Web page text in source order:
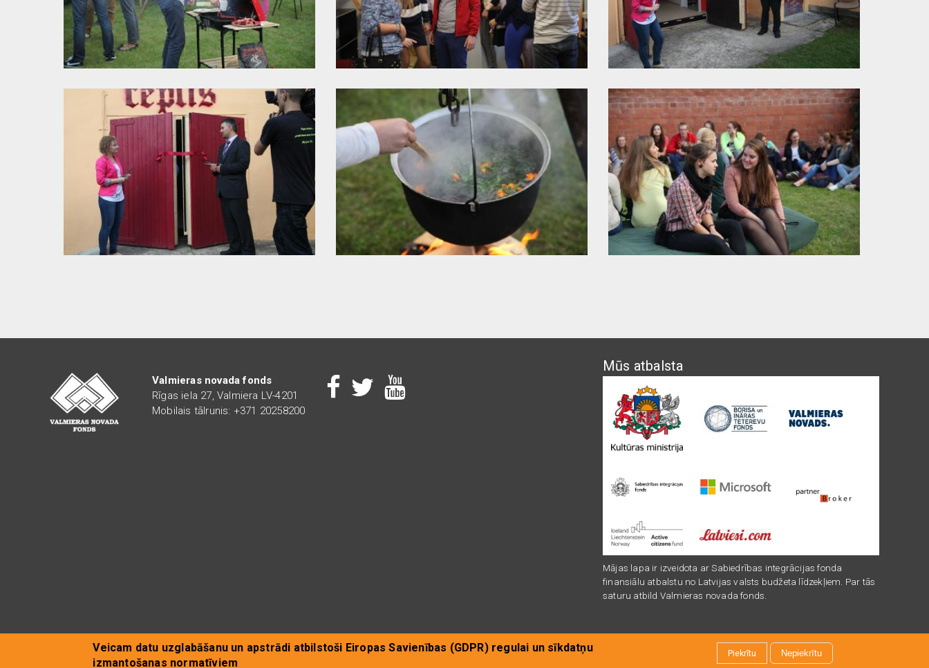
Valmieras novada fonds
Rīgas iela 27, Valmiera LV-4201
Mobilais tālrunis: +371 20258200
Mūs atbalsta
Image
Image
Image
Image Image
Image Image
Mājas lapa ir izveidota ar Sabiedrības integrācijas fonda
finansiālu atbalstu no Latvijas valsts budžeta līdzekļiem. Par tās
saturu atbild Valmieras novada fonds.
© Valmieras novada fonds
Veicam datu uzglabāšanu un apstrādi atbilstoši Eiropas Savienības (GDPR) regulai un sīkdatņu
izmantošanas normatīviem
Piekrītu Nepiekrītu